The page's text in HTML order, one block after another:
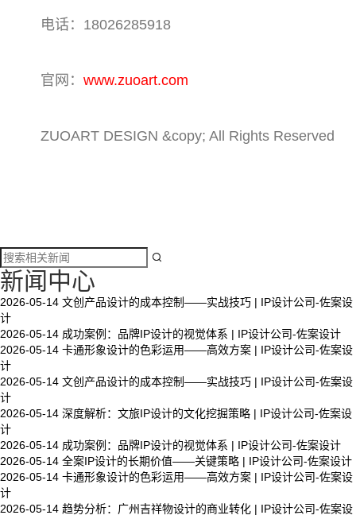
电话：18026285918
官网： www.zuoart.com
ZUOART DESIGN &copy; All Rights Reserved

新闻中心
2026-05-14 文创产品设计的成本控制——实战技巧 | IP设计公司-佐案设
计
2026-05-14 成功案例：品牌IP设计的视觉体系 | IP设计公司-佐案设计
2026-05-14 卡通形象设计的色彩运用——高效方案 | IP设计公司-佐案设
计
2026-05-14 文创产品设计的成本控制——实战技巧 | IP设计公司-佐案设
计
2026-05-14 深度解析：文旅IP设计的文化挖掘策略 | IP设计公司-佐案设
计
2026-05-14 成功案例：品牌IP设计的视觉体系 | IP设计公司-佐案设计
2026-05-14 全案IP设计的长期价值——关键策略 | IP设计公司-佐案设计
2026-05-14 卡通形象设计的色彩运用——高效方案 | IP设计公司-佐案设
计
2026-05-14 趋势分析：广州吉祥物设计的商业转化 | IP设计公司-佐案设